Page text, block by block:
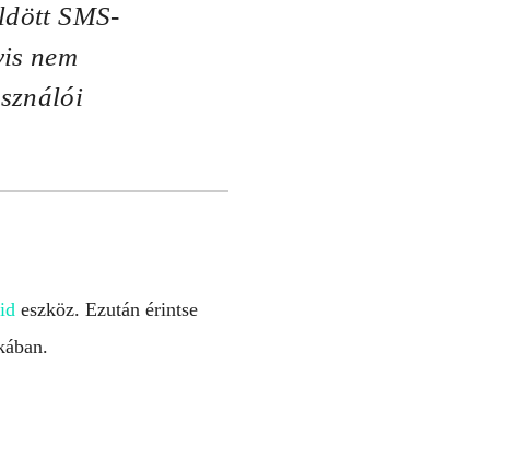
SMS-
nem
eszköz. Ezután érintse